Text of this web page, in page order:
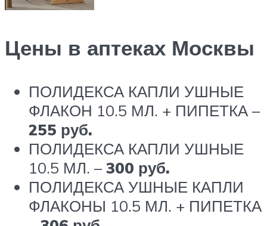
Цены в аптеках Москвы
ПОЛИДЕКСА КАПЛИ УШНЫЕ
ФЛАКОН 10.5 МЛ. + ПИПЕТКА –
255 руб.
ПОЛИДЕКСА КАПЛИ УШНЫЕ
10.5 МЛ. – 300 руб.
ПОЛИДЕКСА УШНЫЕ КАПЛИ
ФЛАКОНЫ 10.5 МЛ. + ПИПЕТКА